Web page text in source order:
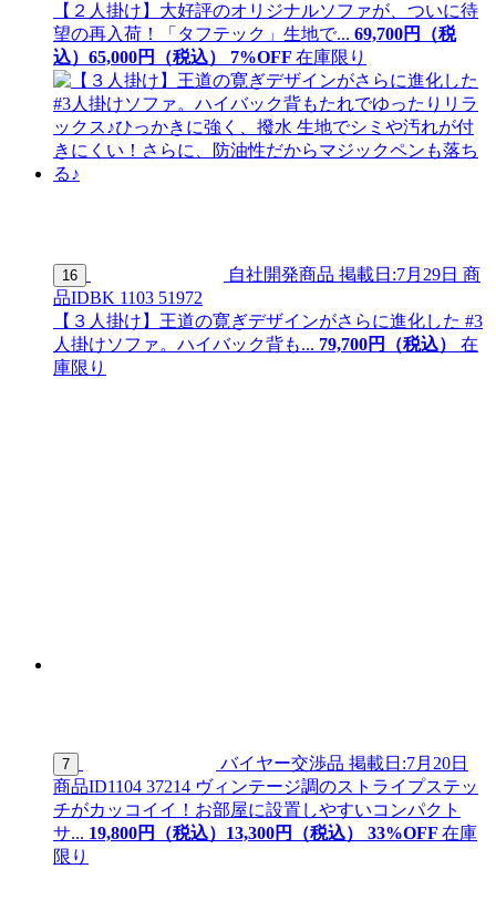
【２人掛け】大好評のオリジナルソファが、ついに待
望の再入荷！「タフテック」生地で... 69,700円（税
込） 65,000円（税込） 7%OFF 在庫限り
16 自社開発商品 掲載日:7月29日 商
品IDBK 1103 51972
【３人掛け】王道の寛ぎデザインがさらに進化した #3
人掛けソファ。ハイバック背も... 79,700円（税込）
在
庫限り
7 バイヤー交渉品 掲載日:7月20日
商品ID1104 37214 ヴィンテージ調のストライプステッ
チがカッコイイ！お部屋に設置しやすいコンパクト
サ... 19,800円（税込） 13,300円（税込） 33%OFF 在庫
限り